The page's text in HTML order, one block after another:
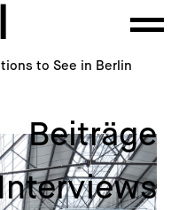
Beiträge
to See in Berlin
23.03.2026